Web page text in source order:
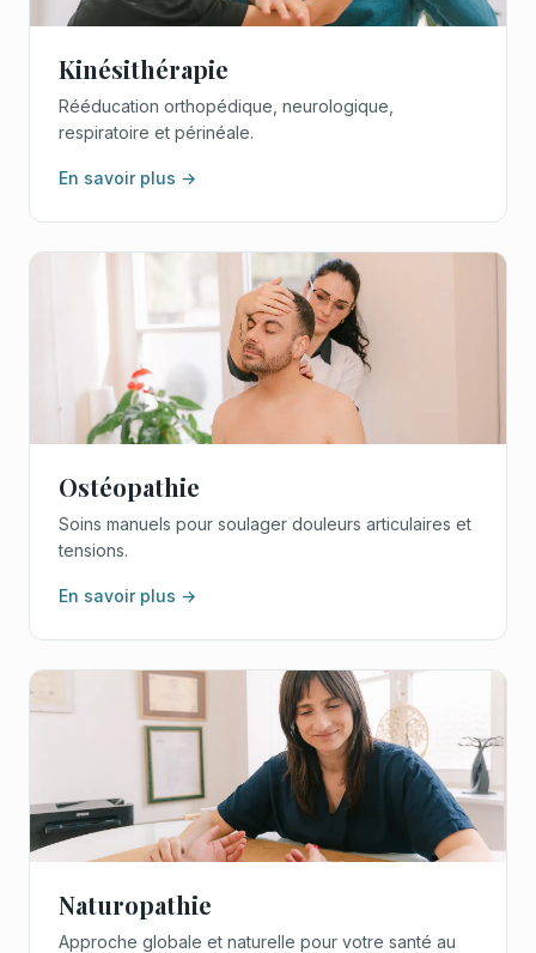
Kinésithérapie
Rééducation orthopédique, neurologique,
respiratoire et périnéale.
En savoir plus →
Ostéopathie
Soins manuels pour soulager douleurs articulaires et
tensions.
En savoir plus →
Naturopathie
Approche globale et naturelle pour votre santé au